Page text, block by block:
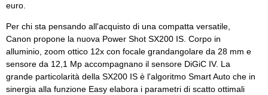
euro.
Per chi sta pensando all'acquisto di una compatta versatile,
Canon propone la nuova Power Shot SX200 IS. Corpo in
alluminio, zoom ottico 12x con focale grandangolare da 28 mm e
sensore da 12,1 Mp accompagnano il sensore DiGiC IV. La
grande particolarità della SX200 IS è l'algoritmo Smart Auto che in
sinergia alla funzione Easy elabora i parametri di scatto ottimali